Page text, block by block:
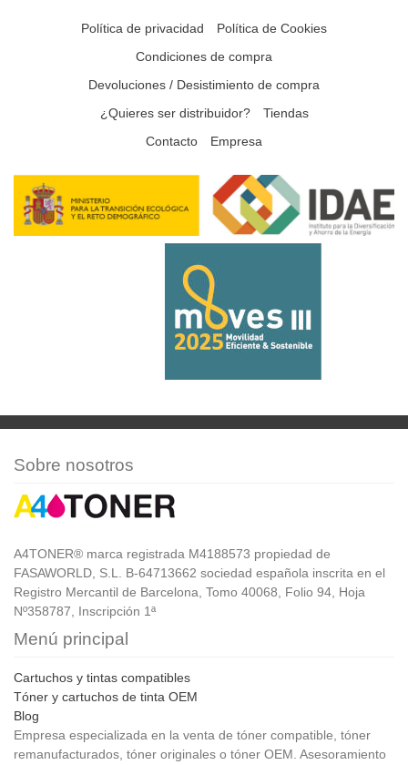
Política de privacidad
Política de Cookies
Condiciones de compra
Devoluciones / Desistimiento de compra
¿Quieres ser distribuidor?
Tiendas
Contacto
Empresa
Sobre nosotros
A4TONER® marca registrada M4188573 propiedad de
FASAWORLD, S.L. B-64713662 sociedad española inscrita en el
Registro Mercantil de Barcelona, Tomo 40068, Folio 94, Hoja
Nº358787, Inscripción 1ª
Menú principal
Cartuchos y tintas compatibles
Tóner y cartuchos de tinta OEM
Blog
Empresa especializada en la venta de tóner compatible, tóner
remanufacturados, tóner originales o tóner OEM. Asesoramiento